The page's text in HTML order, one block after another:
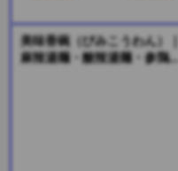
美味香碗（びみこうわん）｜
麻辣湯麺・酸辣湯麺・参鶏湯